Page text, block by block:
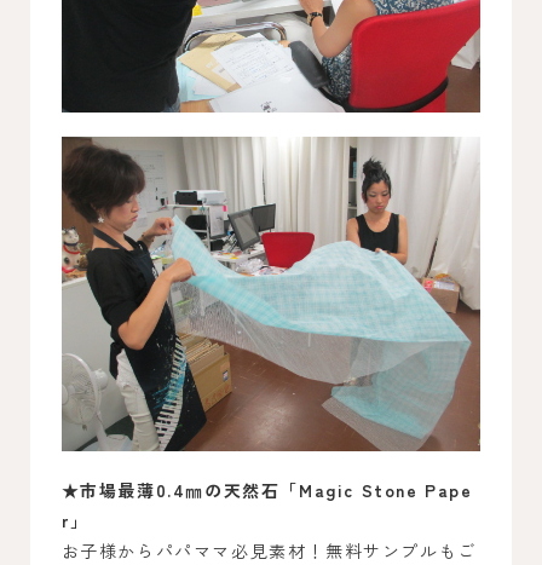
★市場最薄0.4㎜の天然石 「Magic Stone Pape
r」
お子様からパパママ必見素材！無料サンプルもご